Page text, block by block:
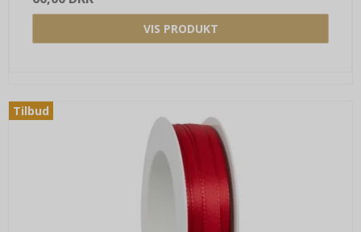
VIS PRODUKT
Tilbud